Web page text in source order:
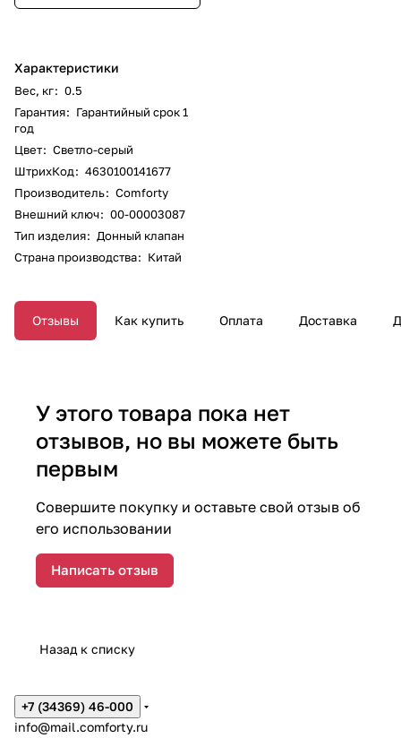
Характеристики
Вес, кг: 0.5
Гарантия: Гарантийный срок 1
год
Цвет: Светло-серый
ШтрихКод: 4630100141677
Производитель: Comforty
Внешний ключ: 00-00003087
Тип изделия: Донный клапан
Страна производства: Китай
Отзывы Как купить Оплата Доставка
У этого товара пока нет
отзывов, но вы можете быть
первым
Совершите покупку и оставьте свой отзыв об
его использовании
Написать отзыв
Назад к списку
+7 (34369) 46-000
info@mail.comforty.ru